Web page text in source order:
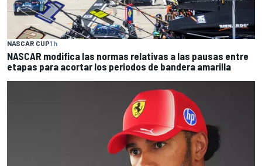
NASCAR CUP1 h
NASCAR modifica las normas relativas a las pausas entre
etapas para acortar los periodos de bandera amarilla